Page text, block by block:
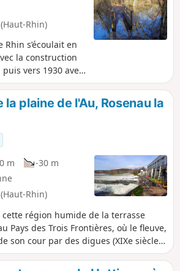
Rhin)
s’écoulait en
la construction
vers 1930 avec
Canal, le
dans un chenal
rhénan
Aujourd'hui, il
fort entre la
en
avec faune et
et une forte
de la
plaine de l'Au, Rosenau la
m
-30 m
Rhin)
cette région humide de la terrasse
Pays des Trois Frontières, où le fleuve,
son cour par des digues (XIXe siècle)
XXe), se répandait en multiples
de Kembs au nord et le